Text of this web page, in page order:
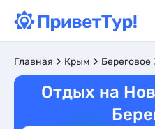
Главная Крым Береговое
Отдых на